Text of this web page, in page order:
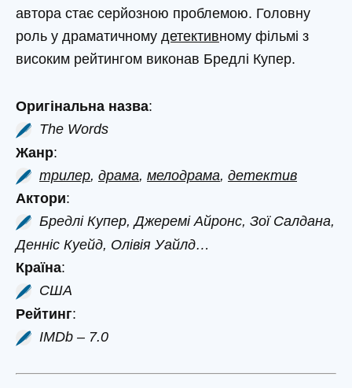
автора стає серйозною проблемою. Головну
роль у драматичному детективному фільмі з
високим рейтингом виконав Бредлі Купер.
Оригінальна назва:
The Words
Жанр:
трилер, драма, мелодрама, детектив
Актори:
Бредлі Купер, Джеремі Айронс, Зої Салдана,
Денніс Куейд, Олівія Уайлд…
Країна:
США
Рейтинг:
IMDb – 7.0